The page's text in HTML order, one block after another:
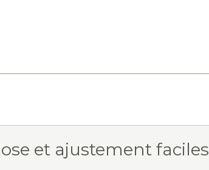
et ajustement faciles